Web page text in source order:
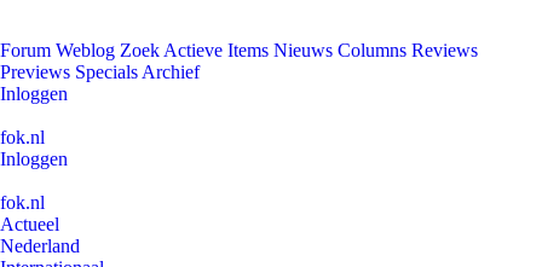
Forum Weblog Zoek Actieve Items Nieuws Columns Reviews
Previews Specials Archief
Inloggen
fok.nl
Inloggen
fok.nl
Actueel
Nederland